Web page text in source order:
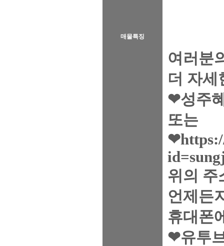
매물특징
여러분
더 자
❤성주
또는
위의 주
언제든
휴대폰
❤유투